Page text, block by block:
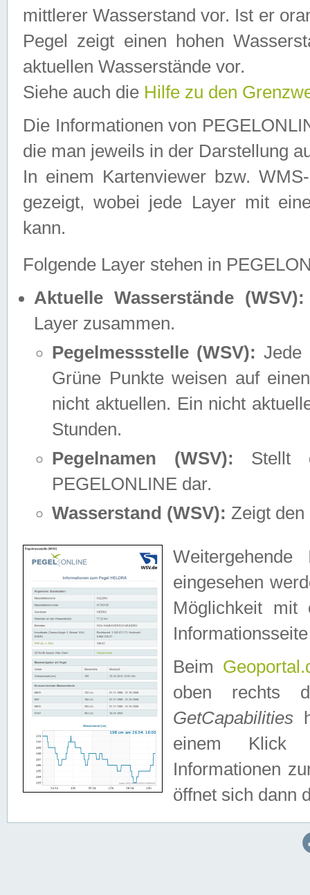
mittlerer Wasserstand vor. Ist er
Pegel zeigt einen hohen
aktuellen Wasserstände vor.
Siehe auch die Hilfe zu den
Die Informationen von
die man jeweils in der Darstellung
In einem Kartenviewer bzw.
gezeigt, wobei jede Layer mit
kann.
Folgende Layer stehen in
Aktuelle Wasserstände (WSV):
Layer zusammen.
Pegelmessstelle (WSV): Jede
Grüne Punkte weisen auf
nicht aktuellen. Ein nicht
Stunden.
Pegelnamen (WSV): Stellt
PEGELONLINE dar.
Wasserstand (WSV): Zeigt den
eingesehen
Möglichkeit mit
Beim
oben rechts
GetCapabilities
einem Klick
Informationen
öffnet sich dann